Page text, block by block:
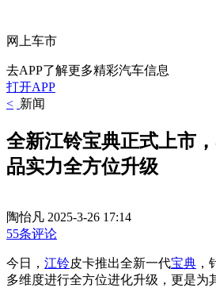
网上车市
去APP了解更多精彩汽车信息
打开APP
< 新闻
全新江铃宝典正式上市
品实力全方位升级
陶怡凡 2025-3-26 17:14
55条评论
今日， 江铃皮卡推出全新一代宝典
多维度进行全方位进化升级，更是为